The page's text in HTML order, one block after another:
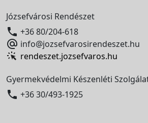
Józsefvárosi Rendészet
 +36 80/204-618
 info@jozsefvarosirendeszet.hu
rendeszet.jozsefvaros.hu
Gyermekvédelmi Készenléti
 +36 30/493-1925